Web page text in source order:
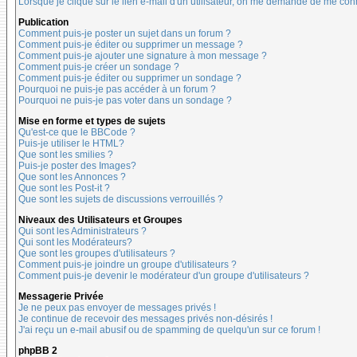
Publication
Comment puis-je poster un sujet dans un forum ?
Comment puis-je éditer ou supprimer un message ?
Comment puis-je ajouter une signature à mon message ?
Comment puis-je créer un sondage ?
Comment puis-je éditer ou supprimer un sondage ?
Pourquoi ne puis-je pas accéder à un forum ?
Pourquoi ne puis-je pas voter dans un sondage ?
Mise en forme et types de sujets
Qu'est-ce que le BBCode ?
Puis-je utiliser le HTML?
Que sont les smilies ?
Puis-je poster des Images?
Que sont les Annonces ?
Que sont les Post-it ?
Que sont les sujets de discussions verrouillés ?
Niveaux des Utilisateurs et Groupes
Qui sont les Administrateurs ?
Qui sont les Modérateurs?
Que sont les groupes d'utilisateurs ?
Comment puis-je joindre un groupe d'utilisateurs ?
Comment puis-je devenir le modérateur d'un groupe d'utilisateurs ?
Messagerie Privée
Je ne peux pas envoyer de messages privés !
Je continue de recevoir des messages privés non-désirés !
J'ai reçu un e-mail abusif ou de spamming de quelqu'un sur ce forum !
phpBB 2